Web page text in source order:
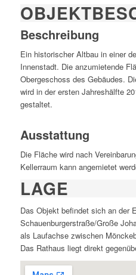
Beschreibung
Ein historischer Altbau in einer
Innenstadt. Die anzumietende
Obergeschoss des Gebäudes.
wird in der ersten Jahreshälfte
gestaltet.
Ausstattung
Die Fläche wird nach
Kellerraum kann angemietet
LAGE
Das Objekt befindet sich an der
Schauenburgerstraße/Große
als Laufachse zwischen
Das Rathaus liegt direkt